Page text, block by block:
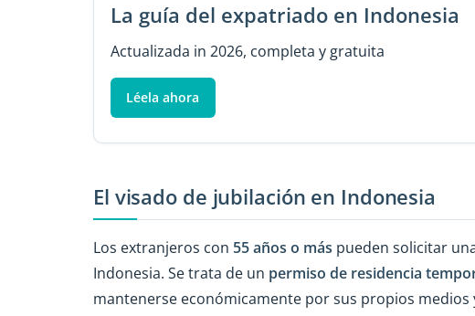
La guía del expatriado en Indonesia
Actualizada in 2026, completa y gratuita
Léela ahora
El visado de jubilación en Indonesia
Los extranjeros con 55 años o más pueden solicitar
Indonesia. Se trata de un permiso de residencia
mantenerse económicamente por sus propios